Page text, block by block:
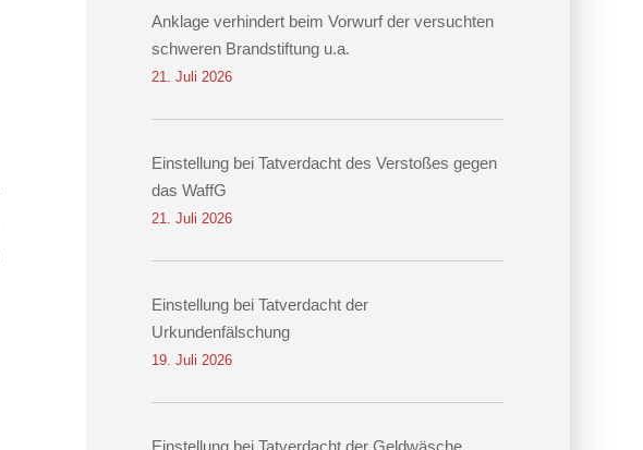
Anklage verhindert beim Vorwurf der versuchten
schweren Brandstiftung u.a.
21. Juli 2026
Einstellung bei Tatverdacht des Verstoßes gegen
das WaffG
21. Juli 2026
Einstellung bei Tatverdacht der
Urkundenfälschung
19. Juli 2026